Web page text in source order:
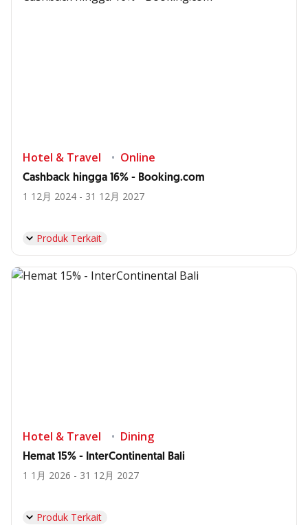
Hotel & Travel Online
Cashback hingga 16% - Booking.com
1 12月 2024 - 31 12月 2027
Produk Terkait
Hotel & Travel Dining
Hemat 15% - InterContinental Bali
1 1月 2026 - 31 12月 2027
Produk Terkait